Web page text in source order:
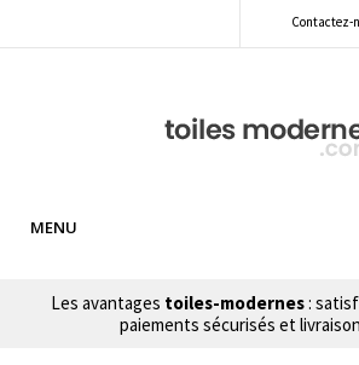
Contactez-
MENU
Les avantages toiles-modernes:
paiements sécurisés et